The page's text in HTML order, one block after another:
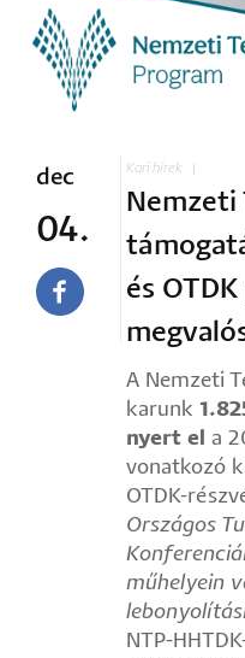
dec
04.
Kari hírek
Nemzeti
és
A Nemzeti
karunk
nyert el
a
vonatkozó
OTDK-
Országos
műhelyein
NTP-